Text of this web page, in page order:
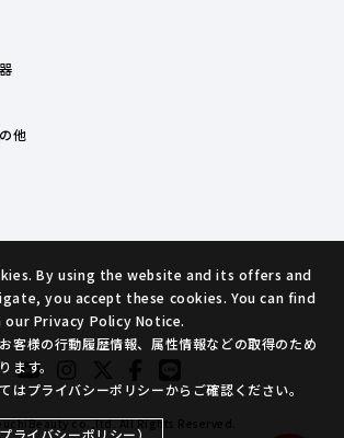
他
co.,ltd. All Rights Reserved.
By using the website and its offers and
you accept these cookies. You can find
our Privacy Policy Notice.
客様の行動履歴情報、属性情報などの取得のため
ます。
はプライバシーポリシーからご確認ください。
ライバシーポリシー）